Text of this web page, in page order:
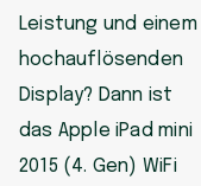
Leistung und einem
hochauflösenden
Display? Dann ist
das Apple iPad mini
2015 (4. Gen) WiFi